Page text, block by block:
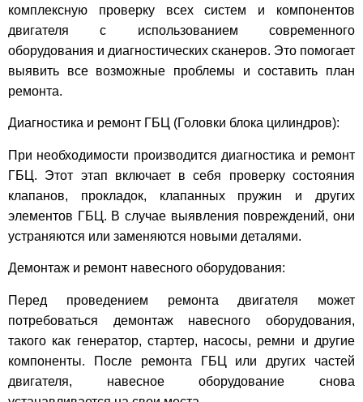
комплексную проверку всех систем и компонентов
двигателя с использованием современного
оборудования и диагностических сканеров. Это помогает
выявить все возможные проблемы и составить план
ремонта.
Диагностика и ремонт ГБЦ (Головки блока цилиндров):
При необходимости производится диагностика и ремонт
ГБЦ. Этот этап включает в себя проверку состояния
клапанов, прокладок, клапанных пружин и других
элементов ГБЦ. В случае выявления повреждений, они
устраняются или заменяются новыми деталями.
Демонтаж и ремонт навесного оборудования:
Перед проведением ремонта двигателя может
потребоваться демонтаж навесного оборудования,
такого как генератор, стартер, насосы, ремни и другие
компоненты. После ремонта ГБЦ или других частей
двигателя, навесное оборудование снова